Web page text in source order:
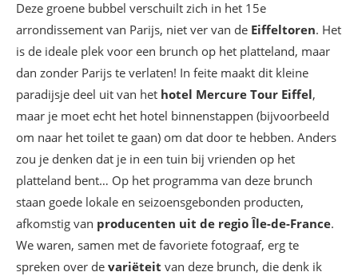
Deze groene bubbel verschuilt zich in het 15e
arrondissement van Parijs, niet ver van de Eiffeltoren. Het
is de ideale plek voor een brunch op het platteland, maar
dan zonder Parijs te verlaten! In feite maakt dit kleine
paradijsje deel uit van het hotel Mercure Tour Eiffel,
maar je moet echt het hotel binnenstappen (bijvoorbeeld
om naar het toilet te gaan) om dat door te hebben. Anders
zou je denken dat je in een tuin bij vrienden op het
platteland bent… Op het programma van deze brunch
staan goede lokale en seizoensgebonden producten,
afkomstig van producenten uit de regio Île-de-France.
We waren, samen met de favoriete fotograaf, erg te
spreken over de variëteit van deze brunch, die denk ik